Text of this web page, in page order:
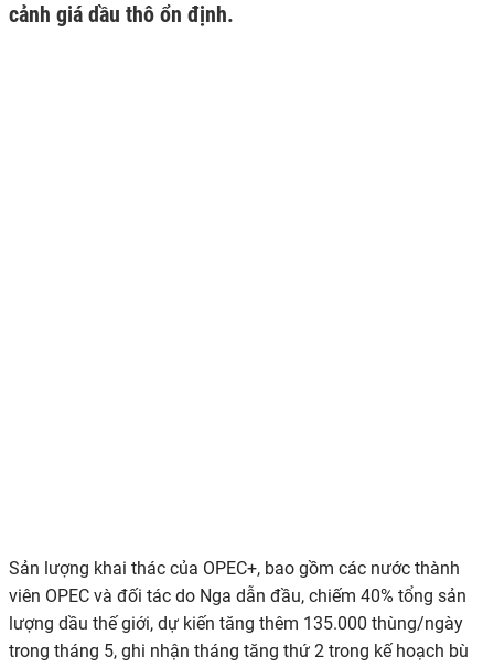
cảnh giá dầu thô ổn định.
Sản lượng khai thác của OPEC+, bao gồm các nước thành
viên OPEC và đối tác do Nga dẫn đầu, chiếm 40% tổng sản
lượng dầu thế giới, dự kiến tăng thêm 135.000 thùng/ngày
trong tháng 5, ghi nhận tháng tăng thứ 2 trong kế hoạch bù